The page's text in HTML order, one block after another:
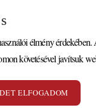
élmény
követésével javítsuk
ELFOGADOM